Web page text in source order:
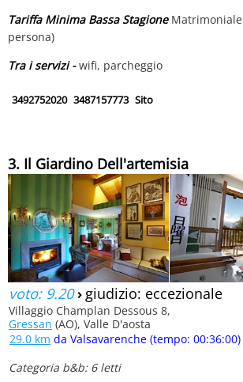
Tariffa Minima Bassa StagioneMatrimoniale
persona)
Tra i servizi -wifi, parcheggio
3492752020 3487157773 Sito
3. Il Giardino Dell'artemisia
voto: 9.20› giudizio: eccezionale
Villaggio Champlan Dessous 8,
Gressan (AO), Valle D'aosta
29.0 km da Valsavarenche (tempo: 00:36:00)
Categoria b&b: 6 letti